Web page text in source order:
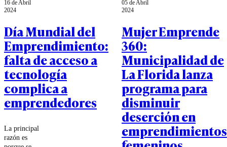
16 de Abril
2024
Día Mundial del
Emprendimiento:
falta de acceso a
tecnología
complica a
emprendedores
La principal
razón es
05 de Abril
2024
Mujer Emprende
360:
Municipalidad de
La Florida lanza
programa para
disminuir
deserción en
emprendimientos